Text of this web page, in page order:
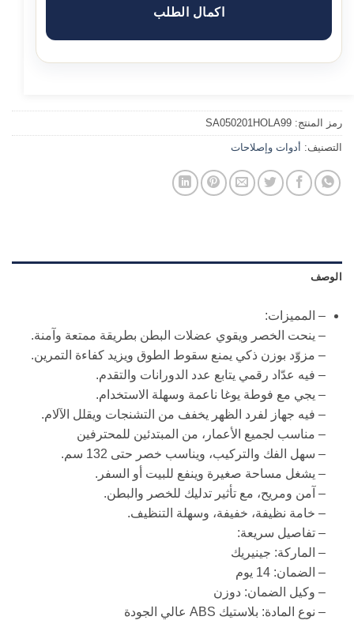
اكمال الطلب
رمز المنتج: SA050201HOLA99
التصنيف: أدوات وإصلاحات
الوصف
– المميزات:
– ينحت الخصر ويقوي عضلات البطن بطريقة ممتعة وآمنة.
– مزوّد بوزن ذكي يمنع سقوط الطوق ويزيد كفاءة التمرين.
– فيه عدّاد رقمي يتابع عدد الدورانات والتقدم.
– يجي مع فوطة يوغا ناعمة وسهلة الاستخدام.
– فيه جهاز لفرد الظهر يخفف من التشنجات ويقلل الآلام.
– مناسب لجميع الأعمار، من المبتدئين للمحترفين
– سهل الفك والتركيب، ويناسب خصر حتى 132 سم.
– يشغل مساحة صغيرة وينفع للبيت أو السفر.
– آمن ومريح، مع تأثير تدليك للخصر والبطن.
– خامة نظيفة، خفيفة، وسهلة التنظيف.
– تفاصيل سريعة:
– الماركة: جينيريك
– الضمان: 14 يوم
– وكيل الضمان: دوزن
– نوع المادة: بلاستيك ABS عالي الجودة